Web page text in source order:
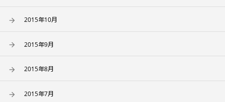
2015年10月
2015年9月
2015年8月
2015年7月